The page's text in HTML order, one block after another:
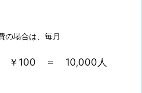
の場合は、毎月
￥100 ＝ 10,000人